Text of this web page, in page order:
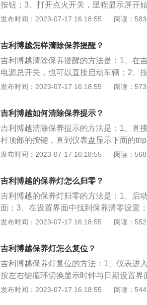
按“MODE”键确认；7、这样系统就会将保
按钮；3、打开点火开关，里程显示屏开
按钮，保养指示灯扳手标记熄灭，归零复
理。博越的长宽高分别为4519毫米、
发布时间：2023-07-17 16:18:55 阅读：
吉利博越怎样清除保养提醒？
吉利博越清除保养提醒的方法是：1、在
电源总开关，也可以直接启动车辆；2、
直到仪表盘显示下面的trip界面；3、按下
复位保养里程界面后，再次按下mode键
个选项；6、使用音量控制推杆选择清零
除。
发布时间：2023-07-17 16:18:55 阅读：
吉利博越如何清除保养提示？
吉利博越清除保养提示的方法是：1、直
杆顶部的按键，直到仪表盘显示下面的
单；4、查找复位保养里程菜单；5、按
距为2670mm，搭载了1.8T涡轮增压发动
瓦，最大扭矩是250牛米。
发布时间：2023-07-17 16:18:55 阅读：
吉利博越的保养灯怎么归零？
吉利博越的保养灯归零的方法是：1、启
面；3、在设置界面中找到保养清零设置
厂设置的让车主按一定里程或时间设置的
车尾方面，博越后保险杠拓宽收高，双C
分别为4519mm、1831mm、1694mm，
发布时间：2023-07-17 16:18:55 阅读：
吉利博越保养灯怎么复位？
吉利博越保养灯复位的方法：1、仪表进
按左右键循环切换显示时钟与日期设置
程、超速报警设置；3、进入复位保养里
发布时间：2023-07-17 16:18:55 阅读：